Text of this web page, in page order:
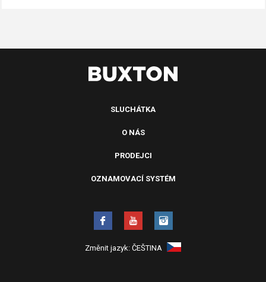
SLUCHÁTKA
O NÁS
PRODEJCI
OZNAMOVACÍ SYSTÉM
Změnit jazyk: ČEŠTINA